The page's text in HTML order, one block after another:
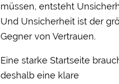
müssen, entsteht
Und Unsicherheit ist der
Gegner von Vertrauen.
Eine starke Startseite
deshalb eine klare